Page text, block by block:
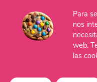
OTRAS PÁGINAS
Para
nos
web.
las